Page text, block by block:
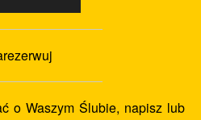
o Waszym Ślubie, napisz lub